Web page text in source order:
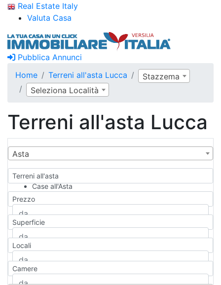
Real Estate Italy
Valuta Casa
Pubblica Annunci
Home
Terreni all'asta Lucca
Stazzema
Seleziona Località
Terreni all'asta Lucca
Asta
Terreni all'asta
Case all'Asta
Qualsiasi
Appartamento
Casa indipendente
Casa Semi-indipendente
Attico/Mansarda
Rustico/Casale
Prezzo
Superficie
Locali
Camere